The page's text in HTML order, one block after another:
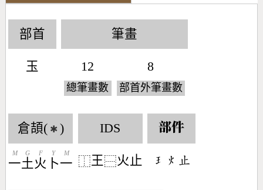
部首
玉
筆畫
12
總筆畫數
8
部首外筆畫數
倉頡( ✱ )
一
M
土
G
火
F
卜
Y
一
M
IDS
⿰王⿱火止
部件
󶂭󶃹󶃍